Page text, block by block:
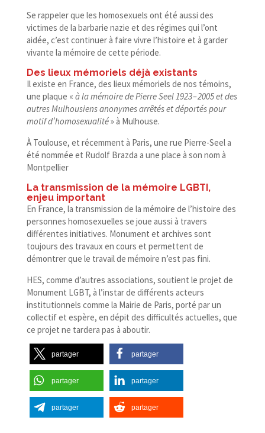
Se rappeler que les homosexuels ont été aussi des
victimes de la barbarie nazie et des régimes qui l’ont
aidée, c’est continuer à faire vivre l’histoire et à garder
vivante la mémoire de cette période.
Des lieux mémoriels déjà existants
Il existe en France, des lieux mémoriels de nos témoins,
une plaque « à la mémoire de Pierre Seel 1923 – 2005 et des
autres Mulhousiens anonymes arrêtés et déportés pour
motif d’homosexualité» à Mulhouse.
À Toulouse, et récemment à Paris, une rue Pierre-​Seel a
été nommée et Rudolf Brazda a une place à son nom à
Montpellier
La transmission de la mémoire LGBTI,
enjeu important
En France, la transmission de la mémoire de l’histoire des
personnes homosexuelles se joue aussi à travers
différentes initiatives. Monument et archives sont
toujours des travaux en cours et permettent de
démontrer que le travail de mémoire n’est pas fini.
HES, comme d’autres associations, soutient le projet de
Monument LGBT, à l’instar de différents acteurs
institutionnels comme la Mairie de Paris, porté par un
collectif et espère, en dépit des difficultés actuelles, que
ce projet ne tardera pas à aboutir.
partager partager
partager partager
partager partager